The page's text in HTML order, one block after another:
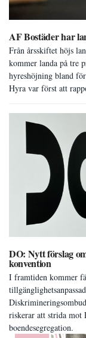
AF Bostäder har
Från årsskiftet höjs
kommer landa på tre
hyreshöjning bland
Hyra var först att
DO: Nytt förslag
konvention
I framtiden kommer
riskerar att strida
boendesegregation.